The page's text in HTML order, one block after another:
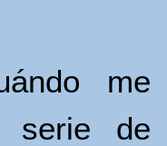
me
serie de